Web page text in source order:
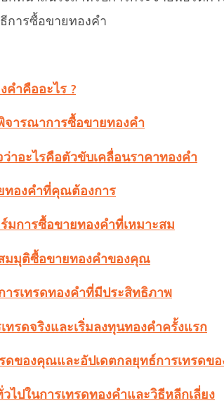
การซื้อขายทองคำ
คำคืออะไร ?
ารณาการซื้อขายทองคำ
าอะไรคือตัวขับเคลื่อนราคาทองคำ
ทองคำที่คุณต้องการ
มการซื้อขายทองคำที่เหมาะสม
มมุติซื้อขายทองคำของคุณ
รเทรดทองคำที่มีประสิทธิภาพ
ทรดจริงและเริ่มลงทุนทองคำครั้งแรก
ดของคุณและอัปเดตกลยุทธ์การเทรดข
ไปในการเทรดทองคำและวิธีหลีกเลี่ยง